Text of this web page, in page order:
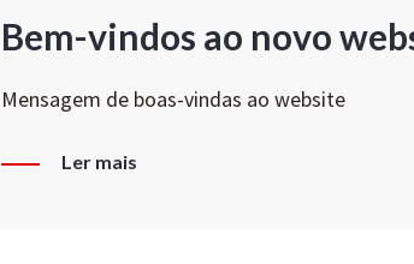
Bem-vindos ao novo
Mensagem de boas-vindas ao website
Ler mais